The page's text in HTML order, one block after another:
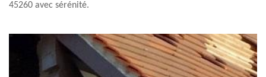
45260 avec sérénité.